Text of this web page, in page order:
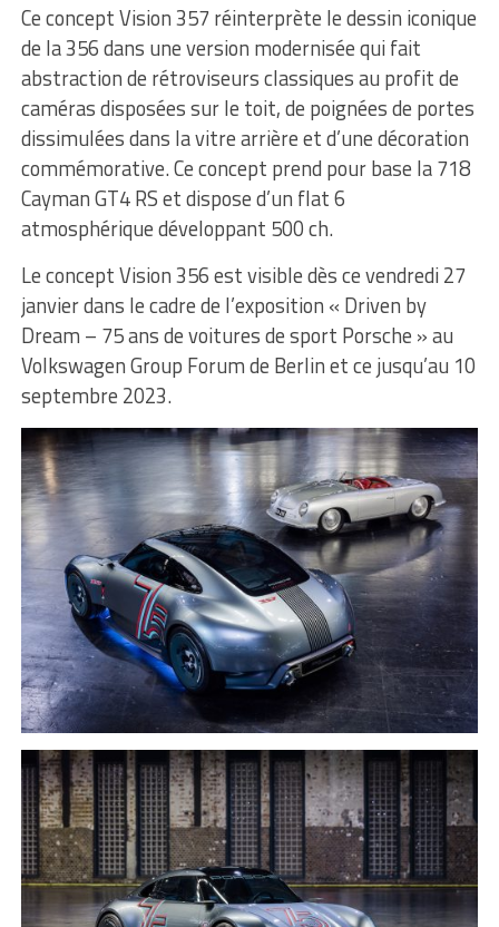
Ce concept Vision 357 réinterprète le dessin iconique
de la 356 dans une version modernisée qui fait
abstraction de rétroviseurs classiques au profit de
caméras disposées sur le toit, de poignées de portes
dissimulées dans la vitre arrière et d’une décoration
commémorative. Ce concept prend pour base la 718
Cayman GT4 RS et dispose d’un flat 6
atmosphérique développant 500 ch.
Le concept Vision 356 est visible dès ce vendredi 27
janvier dans le cadre de l’exposition « Driven by
Dream – 75 ans de voitures de sport Porsche » au
Volkswagen Group Forum de Berlin et ce jusqu’au 10
septembre 2023.